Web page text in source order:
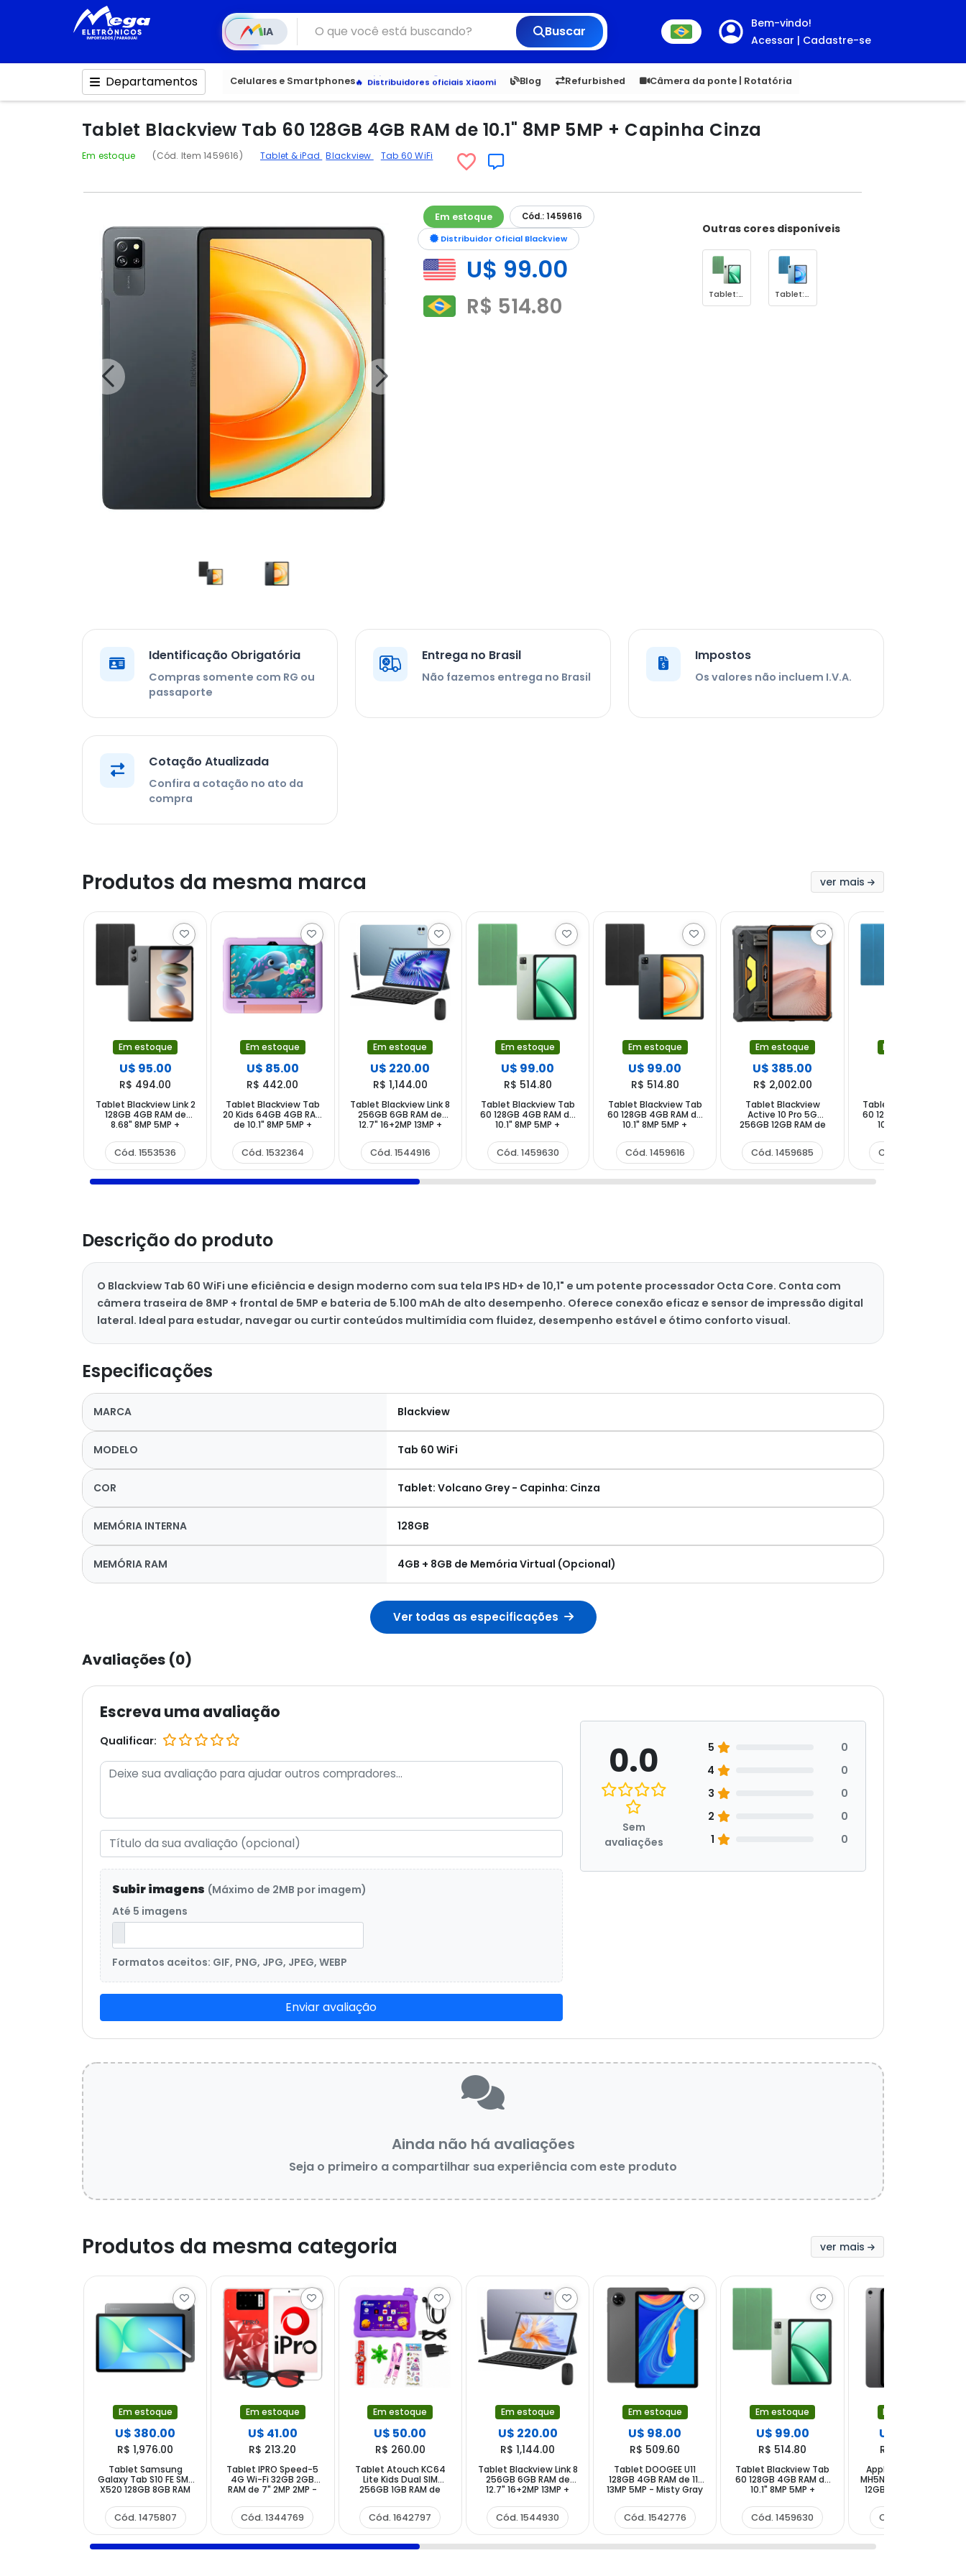
IA Buscar
Bem-vindo!
Acessar | Cadastre-se
Departamentos Celulares e Smartphones
Veja os Lançamentos
Distribuidores oficiais Xiaomi
Blog Refurbished Câmera da ponte | Rotatória
6,050 5.20 1,900 1.00
Tablet Blackview Tab 60 128GB 4GB RAM de 10.1" 8MP 5MP + Capinha Cinza
Em estoque (Cód. Item 1459616) Tablet & iPad Blackview Tab 60 WiFi
Em estoque
Cód.: 1459616
Distribuidor Oficial Blackview
U$ 99.00
R$ 514.80
Outras cores disponíveis
Tablet: Algae Green - Capinha: Verde Tablet: Sunny Sky Blue - Capinha: Azul
Identificação Obrigatória
Compras somente com RG ou
passaporte
Entrega no Brasil
Não fazemos entrega no Brasil
Impostos
Os valores não incluem I.V.A.
Cotação Atualizada
Confira a cotação no ato da
compra
Produtos da mesma marca ver mais
Em estoque
U$ 95.00
R$ 494.00
Tablet Blackview Link 2
128GB 4GB RAM de
8.68" 8MP 5MP +
Cód. 1553536
Em estoque
U$ 85.00
R$ 442.00
Tablet Blackview Tab
20 Kids 64GB 4GB RAM
de 10.1" 8MP 5MP +
Purple
Cód. 1532364
Em estoque
U$ 220.00
R$ 1,144.00
Tablet Blackview Link 8
256GB 6GB RAM de
12.7" 16+2MP 13MP +
Capinha Azul
Cód. 1544916
Em estoque
U$ 99.00
R$ 514.80
Tablet Blackview Tab
60 128GB 4GB RAM de
10.1" 8MP 5MP +
Cód. 1459630
Em estoque
U$ 99.00
R$ 514.80
Tablet Blackview Tab
60 128GB 4GB RAM de
10.1" 8MP 5MP +
Cód. 1459616
Em estoque
U$ 385.00
R$ 2,002.00
Tablet Blackview
Active 10 Pro 5G
256GB 12GB RAM de
- Preto Laranja
Cód. 1459685
Em estoque
Tablet Blackview Tab
60 128GB 4GB RAM de
10.1" 8MP 5MP +
Cód. 1459623
Descrição do produto
O Blackview Tab 60 WiFi une eficiência e design moderno com sua tela IPS HD+ de 10,1" e um potente processador Octa Core. Conta com
câmera traseira de 8MP + frontal de 5MP e bateria de 5.100 mAh de alto desempenho. Oferece conexão eficaz e sensor de impressão digital
lateral. Ideal para estudar, navegar ou curtir conteúdos multimídia com fluidez, desempenho estável e ótimo conforto visual.
Especificações
MARCA Blackview
MODELO Tab 60 WiFi
COR Tablet: Volcano Grey - Capinha: Cinza
MEMÓRIA INTERNA 128GB
MEMÓRIA RAM 4GB + 8GB de Memória Virtual (Opcional)
Ver todas as especificações
Avaliações (0)
Escreva uma avaliação
Qualificar:
Subir imagens (Máximo de 2MB por imagem)
Até 5 imagens
Formatos aceitos: GIF, PNG, JPG, JPEG, WEBP
Enviar avaliação
0.0
Sem
avaliações
5
0
4
0
3
0
2
0
1
0
Ainda não há avaliações
Seja o primeiro a compartilhar sua experiência com este produto
Produtos da mesma categoria ver mais
Em estoque
U$ 380.00
R$ 1,976.00
Tablet Samsung
Galaxy Tab S10 FE SM-
X520 128GB 8GB RAM
Cinza
Cód. 1475807
Em estoque
U$ 41.00
R$ 213.20
Tablet IPRO Speed-5
4G Wi-Fi 32GB 2GB
RAM de 7" 2MP 2MP -
Cód. 1344769
Em estoque
U$ 50.00
R$ 260.00
Tablet Atouch KC64
Lite Kids Dual SIM
256GB 1GB RAM de
Capinha Roxo
Cód. 1642797
Em estoque
U$ 220.00
R$ 1,144.00
Tablet Blackview Link 8
256GB 6GB RAM de
12.7" 16+2MP 13MP +
Capinha Roxo
Cód. 1544930
Em estoque
U$ 98.00
R$ 509.60
Tablet DOOGEE U11
128GB 4GB RAM de 11"
13MP 5MP - Misty Gray
Cód. 1542776
Em estoque
U$ 99.00
R$ 514.80
Tablet Blackview Tab
60 128GB 4GB RAM de
10.1" 8MP 5MP +
Cód. 1459630
Em estoque
U$ 940.00
R$ 4,888.00
Apple iPad Air A3461
MH5N4LL (2026) 128GB
12GB RAM de 13" 12MP
Cód. 1597868